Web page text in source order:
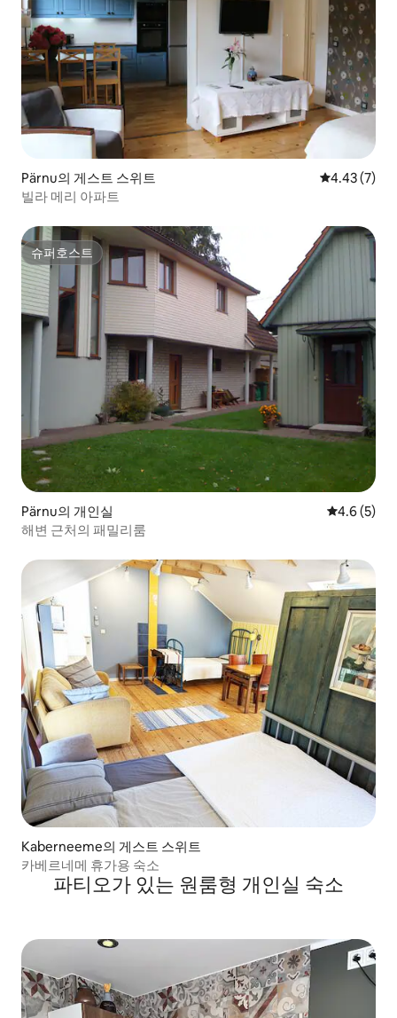
Pärnu의 게스트 스위트 평점 4.43점
4.43 (7)
빌라 메리 아파트
슈퍼호스트
슈퍼호스트
Pärnu의 개인실 평점 4.6점
4.6 (5)
해변 근처의 패밀리룸
Kaberneeme의 게스트 스위트
카베르네메 휴가용 숙소
파티오가 있는 원룸형 개인실 숙소